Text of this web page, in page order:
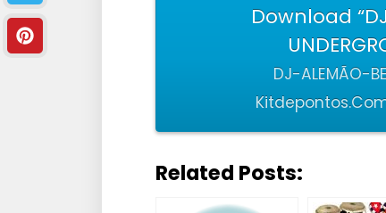
Download “DJ
DJ-ALEMÃO-
Related Posts: